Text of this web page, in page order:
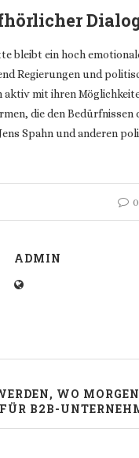
bleibt ein hoch
Regierungen und
aktiv mit ihren
die den
Spahn und anderen
ADMIN
WO
B2B-